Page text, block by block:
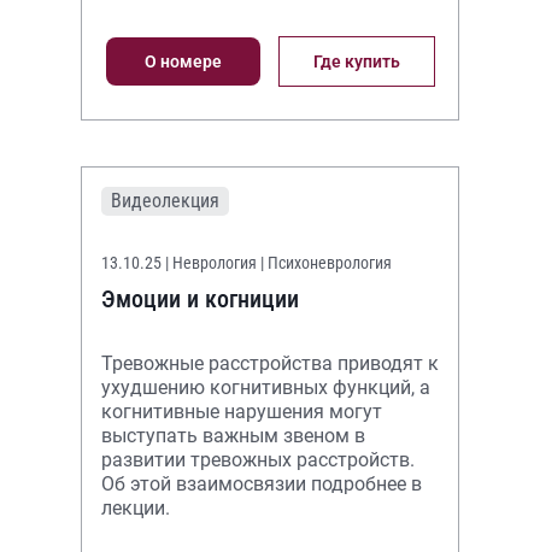
О номере Где купить
Видеолекция
13.10.25 | Неврология | Психоневрология
Эмоции и когниции
Тревожные расстройства приводят к
ухудшению когнитивных функций, а
когнитивные нарушения могут
выступать важным звеном в
развитии тревожных расстройств.
Об этой взаимосвязии подробнее в
лекции.